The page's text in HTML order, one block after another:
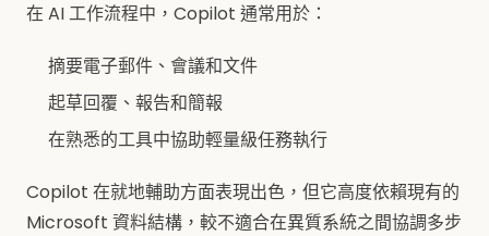
在 AI 工作流程中，Copilot 通常用於：
摘要電子郵件、會議和文件
起草回覆、報告和簡報
在熟悉的工具中協助輕量級任務執行
Copilot 在就地輔助方面表現出色，但它高度依賴現有的
Microsoft 資料結構，較不適合在異質系統之間協調多步